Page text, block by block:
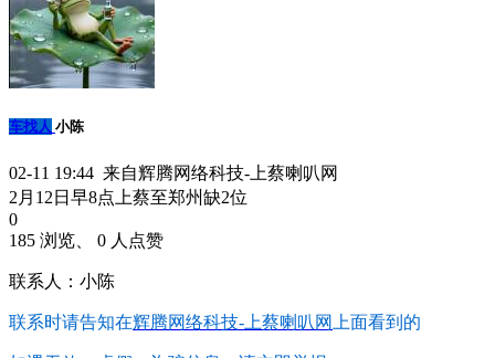
车找人 小陈
02-11 19:44 来自辉腾网络科技-上蔡喇叭网
2月12日早8点上蔡至郑州缺2位
0
185 浏览、 0 人点赞
联系人：小陈
联系时请告知在辉腾网络科技-上蔡喇叭网 上面看到的